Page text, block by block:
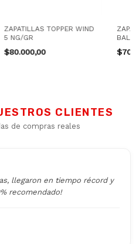
ZAPATILLAS TOPPER WIND
5 NG/GR
$80.000,00
NG/
CLIENTES
de compras reales
llegaron en tiempo récord y
recomendado!